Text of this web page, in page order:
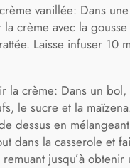
vanillée: Dans
la crème avec la
Laisse infuser 10
la crème: Dans un
le sucre et la
dessus en
dans la casserole et
jusqu’à obtenir